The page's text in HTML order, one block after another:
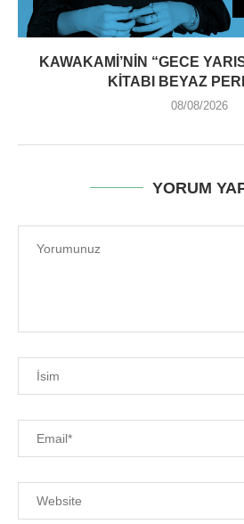
KAWAKAMI’NIN “GECE
KITABI BEYAZ
08/08/2026
YORUM